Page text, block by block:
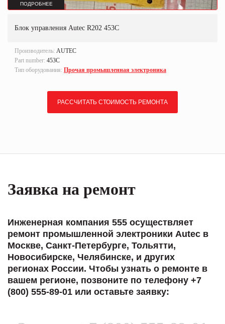
ПОДРОБНЕЕ
Блок управления Autec R202 453C
Производитель: AUTEC
Part number: 453С
Тип оборудования: Прочая промышленная электроника
РАССЧИТАТЬ СТОИМОСТЬ РЕМОНТА
Заявка на ремонт
Инженерная компания 555 осуществляет
ремонт промышленной электроники Autec в
Москве, Санкт-Петербурге, Тольятти,
Новосибирске, Челябинске, и других
регионах России. Чтобы узнать о ремонте в
вашем регионе, позвоните по телефону +7
(800) 555-89-01 или оставьте заявку: